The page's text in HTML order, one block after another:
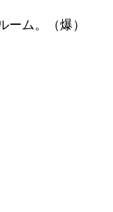
ーム。（爆）